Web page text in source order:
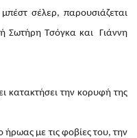
σέλερ, παρουσιάζεται
Σωτήρη Τσόγκα και Γιάννη
κατακτήσει την κορυφή της
ήρωας με τις φοβίες του, την